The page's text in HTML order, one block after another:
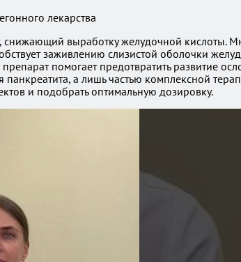
лекарства
выработку желудочной кислоты.
заживлению слизистой оболочки
помогает предотвратить развитие
а лишь частью комплексной
и подобрать оптимальную дозировку.